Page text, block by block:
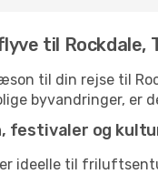
til
til din rejse til
byvandringer,
festivaler og
ideelle til